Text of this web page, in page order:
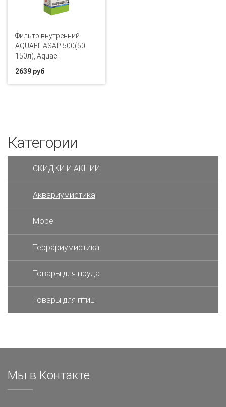
Фильтр внутренний
AQUAEL ASAP 500(50-
150л), Aquael
2639 руб
Категории
СКИДКИ И АКЦИИ
Аквариумистика
Море
Террариумистика
Товары для пруда
Товары для птиц
Мы в Контакте